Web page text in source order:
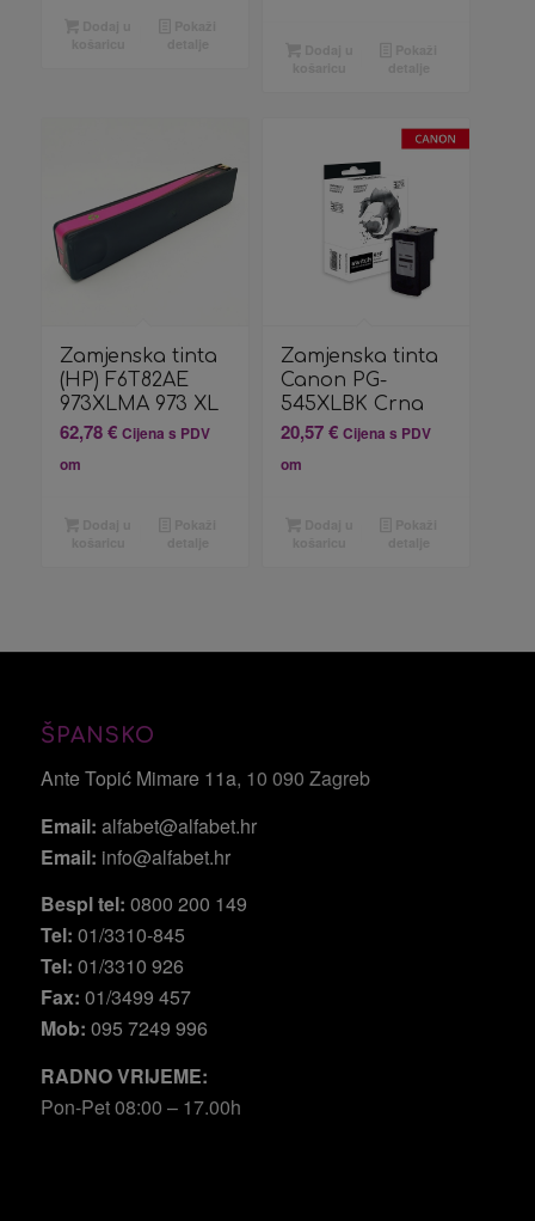
Zamjenska tinta
(HP) F6T82AE
973XLMA 973 XL
62,78€ Cijena s PDV
om
Zamjenska tinta
Canon PG-
545XLBK Crna
20,57€ Cijena s PDV
om
ŠPANSKO
Ante Topić Mimare 11a, 10 090 Zagreb
Email: alfabet@alfabet.hr
Email: info@alfabet.hr
Bespl tel: 0800 200 149
Tel: 01/3310-845
Tel: 01/3310 926
Fax: 01/3499 457
Mob: 095 7249 996
RADNO VRIJEME:
Pon-Pet 08:00 – 17.00h